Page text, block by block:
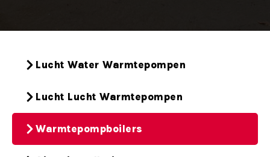
Lucht Water Warmtepompen
Lucht Lucht Warmtepompen
Warmtepompboilers